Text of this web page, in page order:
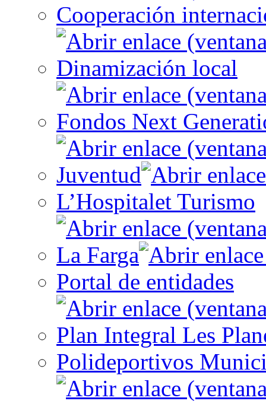
Cooperación
Dinamización local
Fondos Next
Juventud
L’Hospitalet Turismo
La Farga
Portal de entidades
Plan Integral Les
Polideportivos